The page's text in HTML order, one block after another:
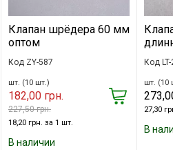
Клапан шрёдера 60 мм
оптом
Код ZY-587
шт. (10 шт.)
182,00 грн.
227,50 грн.
18,20 грн. за 1 шт.
В наличии
Код
шт. (10
27,30
В